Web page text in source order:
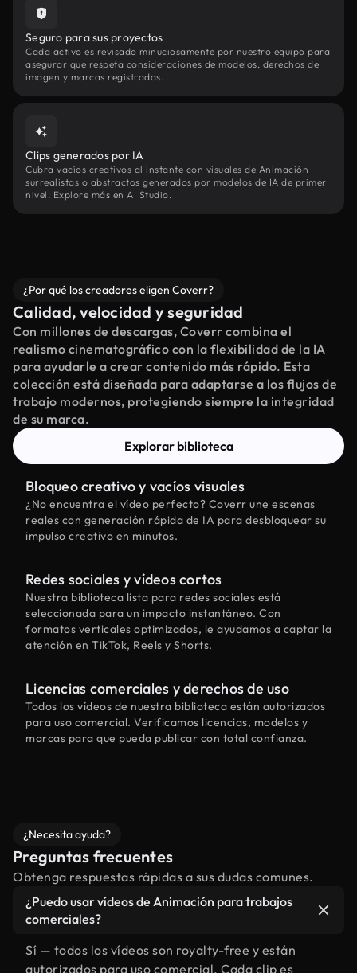
Seguro para sus proyectos
Cada activo es revisado minuciosamente por nuestro equipo para
asegurar que respeta consideraciones de modelos, derechos de
imagen y marcas registradas.
Clips generados por IA
Cubra vacíos creativos al instante con visuales de Animación
surrealistas o abstractos generados por modelos de IA de primer
nivel. Explore más en AI Studio.
¿Por qué los creadores eligen Coverr?
Calidad, velocidad y seguridad
Con millones de descargas, Coverr combina el
realismo cinematográfico con la flexibilidad de la IA
para ayudarle a crear contenido más rápido. Esta
colección está diseñada para adaptarse a los flujos de
trabajo modernos, protegiendo siempre la integridad
de su marca.
Explorar biblioteca
Bloqueo creativo y vacíos visuales
¿No encuentra el vídeo perfecto? Coverr une escenas
reales con generación rápida de IA para desbloquear su
impulso creativo en minutos.
Redes sociales y vídeos cortos
Nuestra biblioteca lista para redes sociales está
seleccionada para un impacto instantáneo. Con
formatos verticales optimizados, le ayudamos a captar la
atención en TikTok, Reels y Shorts.
Licencias comerciales y derechos de uso
Todos los vídeos de nuestra biblioteca están autorizados
para uso comercial. Verificamos licencias, modelos y
marcas para que pueda publicar con total confianza.
¿Necesita ayuda?
Preguntas frecuentes
Obtenga respuestas rápidas a sus dudas comunes.
¿Puedo usar vídeos de Animación para trabajos
comerciales?
Sí — todos los vídeos son royalty-free y están
autorizados para uso comercial. Cada clip es